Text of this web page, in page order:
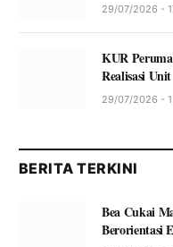
29/07/2026 -
KUR
Realisasi
29/07/2026 -
BERITA TERKINI
Bea Cukai
Berorientasi